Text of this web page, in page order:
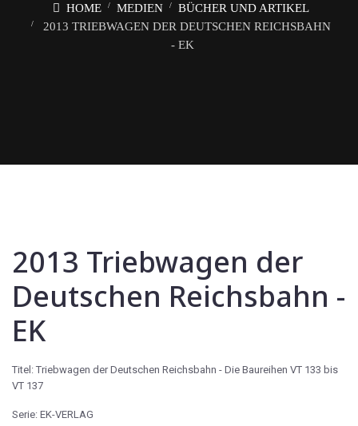
HOME MEDIEN
BÜCHER UND ARTIKEL
2013 TRIEBWAGEN DER DEUTSCHEN REICHSBAHN
- EK
2013 Triebwagen der
Deutschen Reichsbahn -
EK
Titel: Triebwagen der Deutschen Reichsbahn - Die Baureihen VT 133 bis
VT 137
Serie: EK-VERLAG